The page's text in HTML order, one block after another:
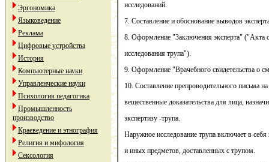
Эргономика
Языковедение
Реклама
Цифровые устройства
История
Компьютерные науки
Управленческие науки
Психология педагогика
Промышленность
производство
Краеведение и этнография
Религия и мифология
Сексология
исследований.
7. Составление и обоснование выводов
8. Оформление "Заключения эксперта" ("Акта
исследования трупа").
9. Оформление "Врачебного свидетельства о
10. Составление препроводительного письма
вещественные доказательства для лица,
экспертизу -трупа.
Наружное исследование трупа включает в
и иных предметов, доставленных с трупом.